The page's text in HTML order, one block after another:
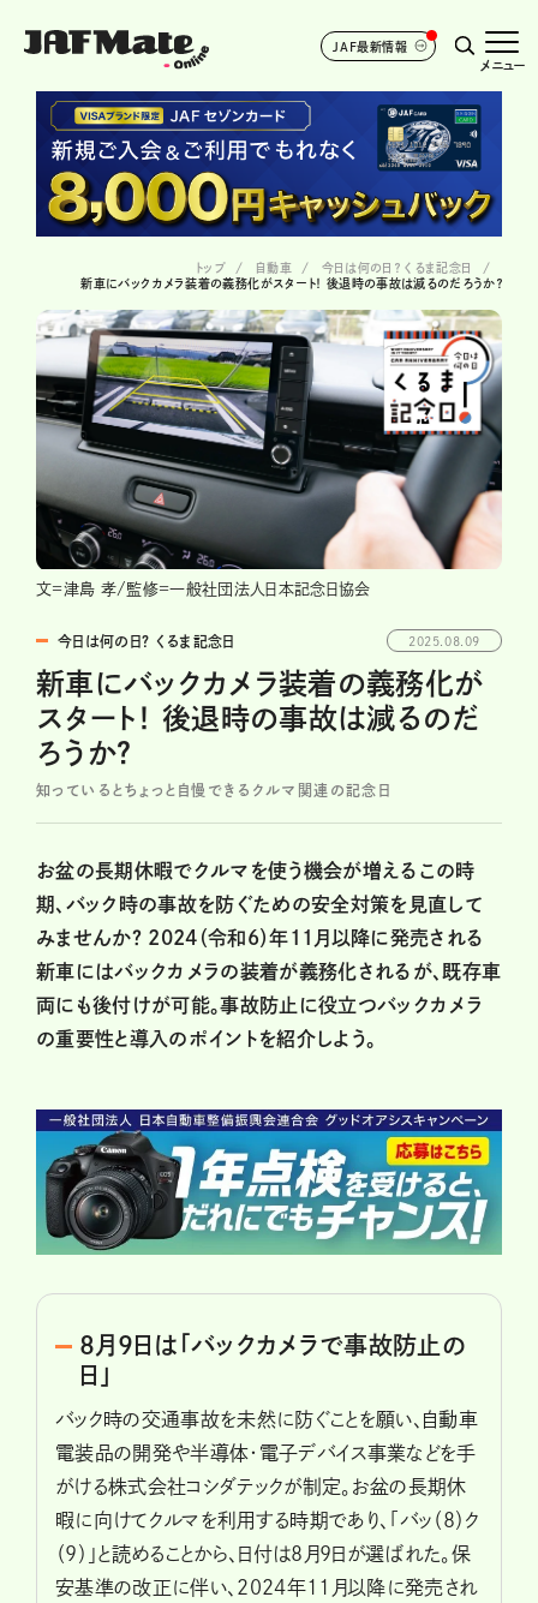
JAF最新情報
メニュー
トップ 自動車
今日は何の日？ くるま記念日
新車にバックカメラ装着の義務化がスタート！ 後退時の事故は減るのだろうか？
文=津島 孝/監修=一般社団法人日本記念日協会
今日は何の日？ くるま記念日 2025.08.09
新車にバックカメラ装着の義務化が
スタート！ 後退時の事故は減るのだ
ろうか？
知っているとちょっと自慢できるクルマ関連の記念日
お盆の長期休暇でクルマを使う機会が増えるこの時
期、バック時の事故を防ぐための安全対策を見直して
みませんか？ 2024（令和6）年11月以降に発売される
新車にはバックカメラの装着が義務化されるが、既存車
両にも後付けが可能。事故防止に役立つバックカメラ
の重要性と導入のポイントを紹介しよう。
8月9日は「バックカメラで事故防止の
日」
バック時の交通事故を未然に防ぐことを願い、自動車
電装品の開発や半導体・電子デバイス事業などを手
がける株式会社コシダテックが制定。お盆の長期休
暇に向けてクルマを利用する時期であり、「バッ（8）ク
（9）」と読めることから、日付は8月9日が選ばれた。保
安基準の改正に伴い、2024年11月以降に発売され